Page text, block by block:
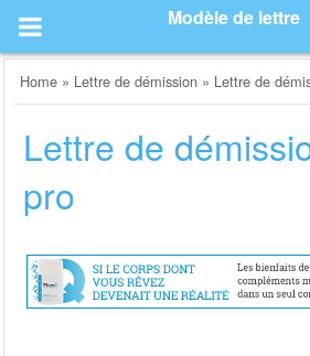
content
Modèle de lettre
Home » Lettre de démission » Lettre de
Lettre de
pro